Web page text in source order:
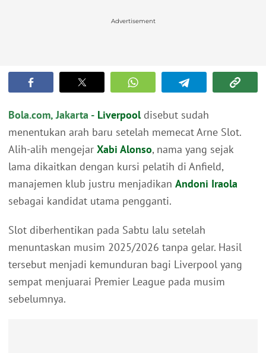
Advertisement
Bola.com, Jakarta - Liverpooldisebut sudah
menentukan arah baru setelah memecat Arne Slot.
Alih-alih mengejar Xabi Alonso, nama yang sejak
lama dikaitkan dengan kursi pelatih di Anfield,
manajemen klub justru menjadikan Andoni Iraola
sebagai kandidat utama pengganti.
Slot diberhentikan pada Sabtu lalu setelah
menuntaskan musim 2025/2026 tanpa gelar. Hasil
tersebut menjadi kemunduran bagi Liverpool yang
sempat menjuarai Premier League pada musim
sebelumnya.